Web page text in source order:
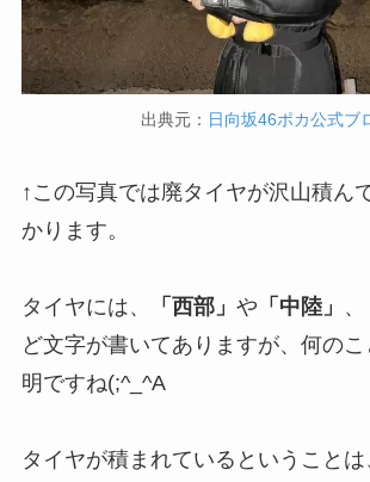
出典元： 日向坂46ポカ公式ブ
↑この写真では廃タイヤが沢山積ん
かります。
タイヤには、 「西部」 や 「中陸」 、
ど文字が書いてありますが、何の
明ですね(;^_^A
タイヤが積まれているということ